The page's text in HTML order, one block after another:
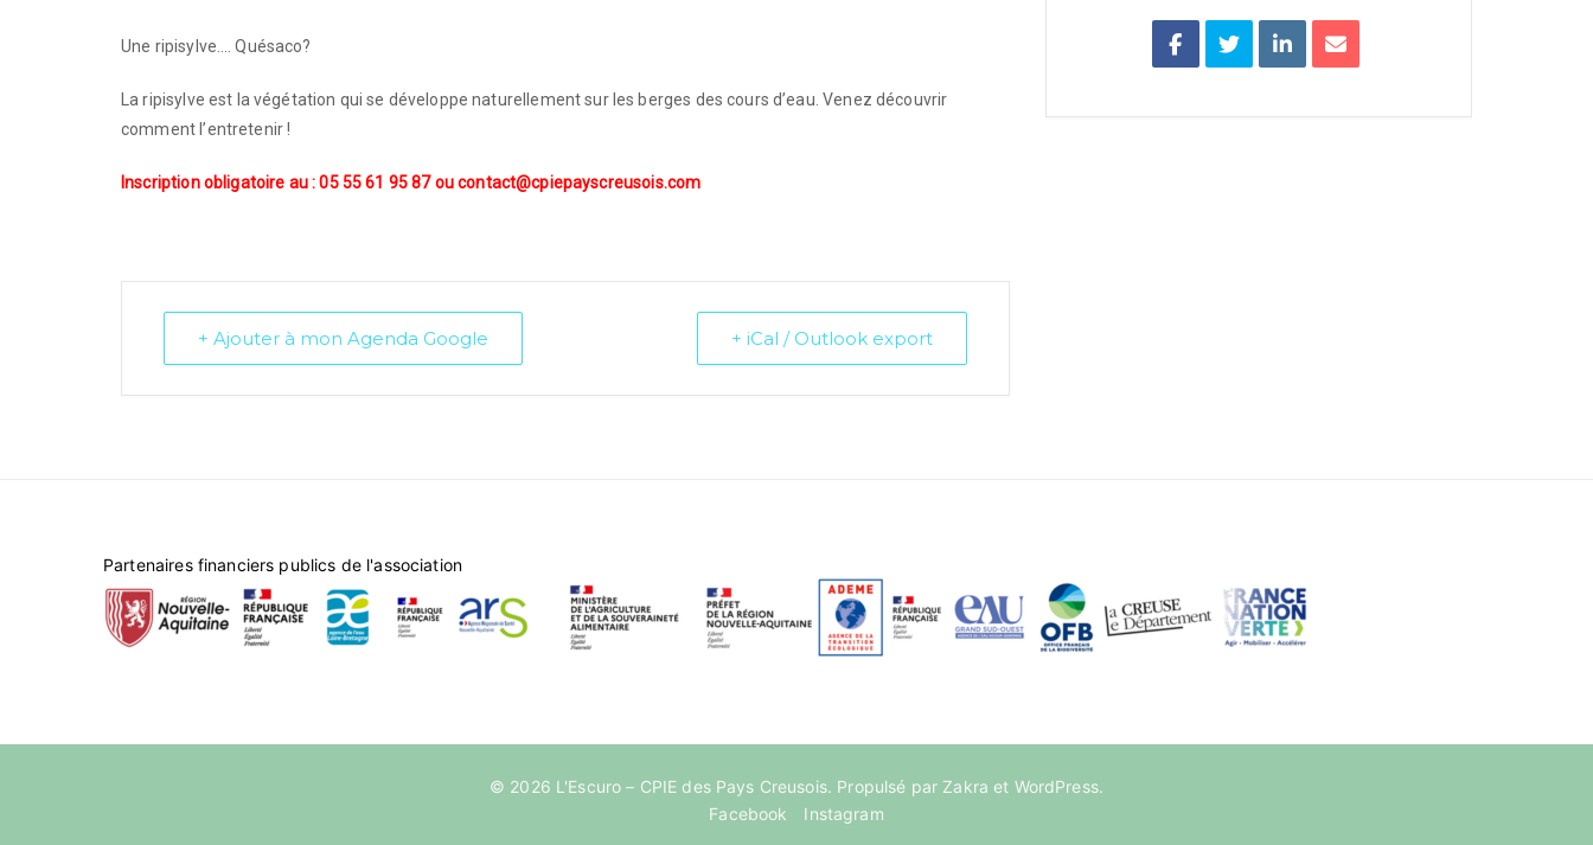
Une ripisylve…. Quésaco?
La ripisylve est la végétation qui se développe naturellement sur les berges des cours d’eau. Venez découvrir
comment l’entretenir !
Inscription obligatoire au :05 55 61 95 87oucontact@cpiepayscreusois.com
+ Ajouter à mon Agenda Google + iCal / Outlook export
Partenaires financiers publics de l'association
© 2026 L'Escuro – CPIE des Pays Creusois. Propulsé par Zakra et WordPress.
Facebook
Instagram